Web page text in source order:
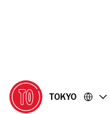
に
移
動
移
動
TOKYO